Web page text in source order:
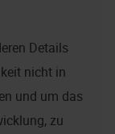
Details
nicht in
und um das
zu